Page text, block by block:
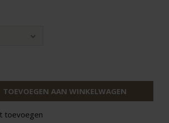
TOEVOEGEN AAN WINKELWAGEN
toevoegen